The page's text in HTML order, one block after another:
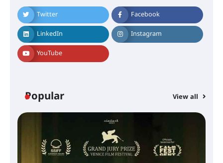
Twitter Facebook
LinkedIn Instagram
YouTube
Popular View all
സെന്റ് ജോസഫ്സ് കോളജ്
കോമേഴ്‌സ് അസോസിയേഷന്
തുടക്കമായി